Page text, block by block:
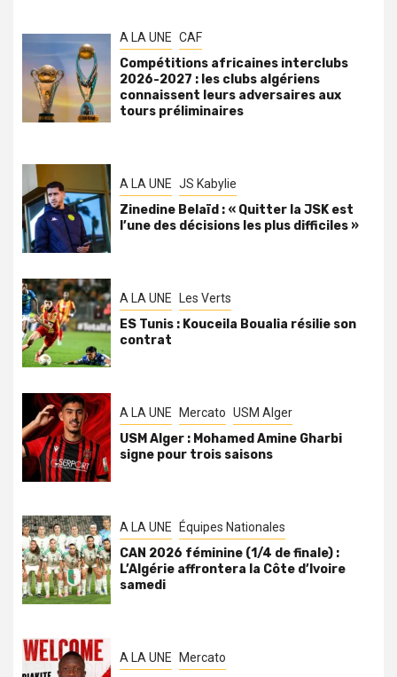
A LA UNE CAF
Compétitions africaines interclubs
2026-2027 : les clubs algériens
connaissent leurs adversaires aux
tours préliminaires
A LA UNE JS Kabylie
Zinedine Belaïd : « Quitter la JSK est
l’une des décisions les plus difficiles »
A LA UNE Les Verts
ES Tunis : Kouceila Boualia résilie son
contrat
A LA UNE Mercato USM Alger
USM Alger : Mohamed Amine Gharbi
signe pour trois saisons
A LA UNE Équipes Nationales
CAN 2026 féminine (1/4 de finale) :
L’Algérie affrontera la Côte d’Ivoire
samedi
A LA UNE Mercato